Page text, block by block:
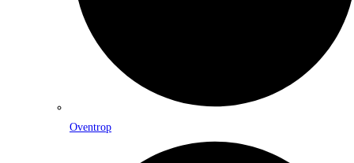
Oventrop